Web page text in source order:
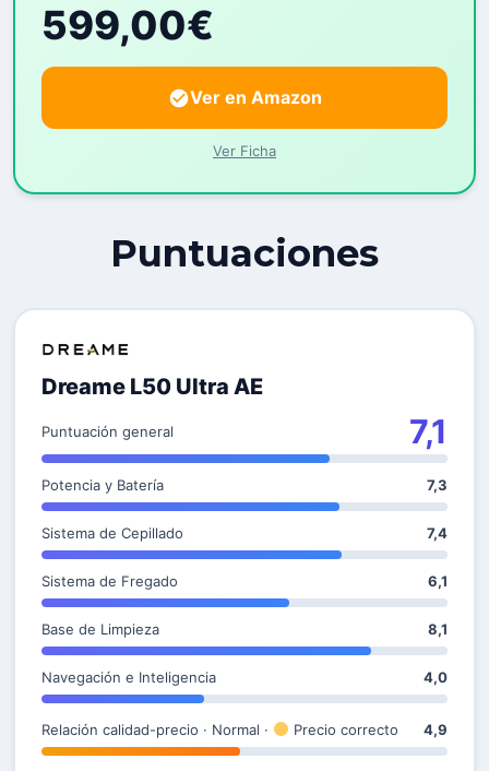
599,00€
Ver en Amazon
Ver Ficha
Puntuaciones
Dreame L50 Ultra AE
Puntuación general 7,1
Potencia y Batería 7,3
Sistema de Cepillado 7,4
Sistema de Fregado 6,1
Base de Limpieza 8,1
Navegación e Inteligencia 4,0
Relación calidad-precio · Normal · Precio correcto 4,9